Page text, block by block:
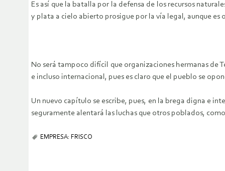
Es así que la batalla por la defensa de los recursos
y plata a cielo abierto prosigue por la vía legal, aunque
No será tampoco difícil que organizaciones hermanas de
e incluso internacional, pues es claro que el pueblo se
Un nuevo capítulo se escribe, pues, en la brega digna e
seguramente alentará las luchas que otros poblados,
EMPRESA: FRISCO